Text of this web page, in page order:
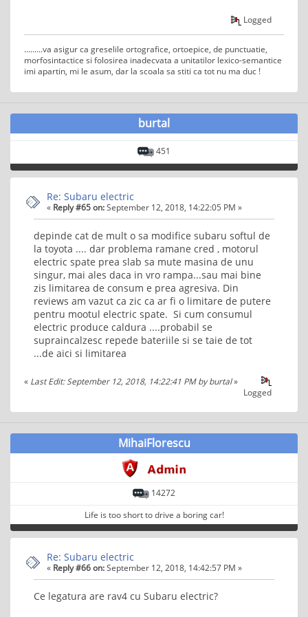
Logged
.........va asigur ca greselile ortografice, ortoepice, de punctuatie,
morfosintactice si folosirea inadecvata a unitatilor lexico-semantice
imi apartin, mi le asum, dar la scoala sa stiti ca tot nu ma duc !
burtal
451
Re: Subaru electric
« Reply #65 on:September 12, 2018, 14:22:05 PM »
depinde cat de mult o sa modifice subaru softul de
la toyota .... dar problema ramane cred , motorul
electric spate prea slab sa mute masina de unu
singur, mai ales daca in vro rampa...sau mai bine
zis limitarea de consum e prea agresiva. Din
reviews am vazut ca zic ca ar fi o limitare de putere
pentru mootul electric spate. Si cum consumul
electric produce caldura ....probabil se
supraincalzesc repede bateriile si se taie de tot
...de aici si limitarea
« Last Edit: September 12, 2018, 14:22:41 PM by burtal»
Logged
MihaiFlorescu
14272
Life is too short to drive a boring car!
Re: Subaru electric
« Reply #66 on:September 12, 2018, 14:42:57 PM »
Ce legatura are rav4 cu Subaru electric?